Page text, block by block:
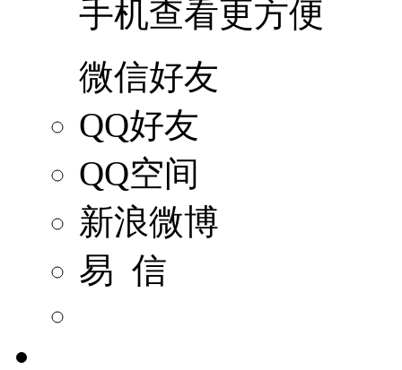
手机查看更方便
微信好友
QQ好友
QQ空间
新浪微博
易 信